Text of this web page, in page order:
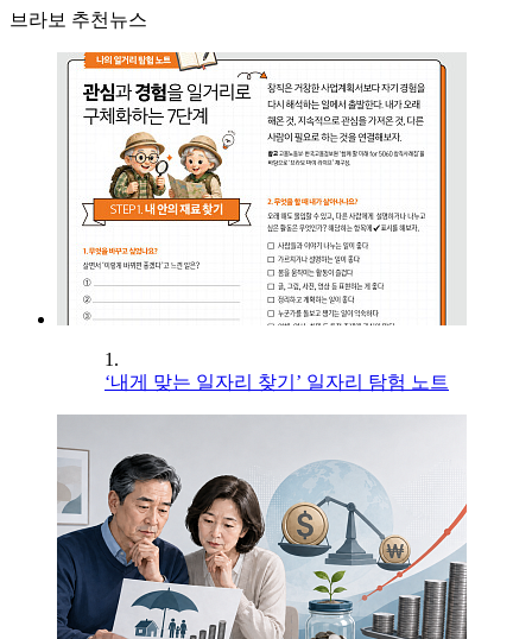
브라보 추천뉴스
1.
‘내게 맞는 일자리 찾기’ 일자리 탐험 노트